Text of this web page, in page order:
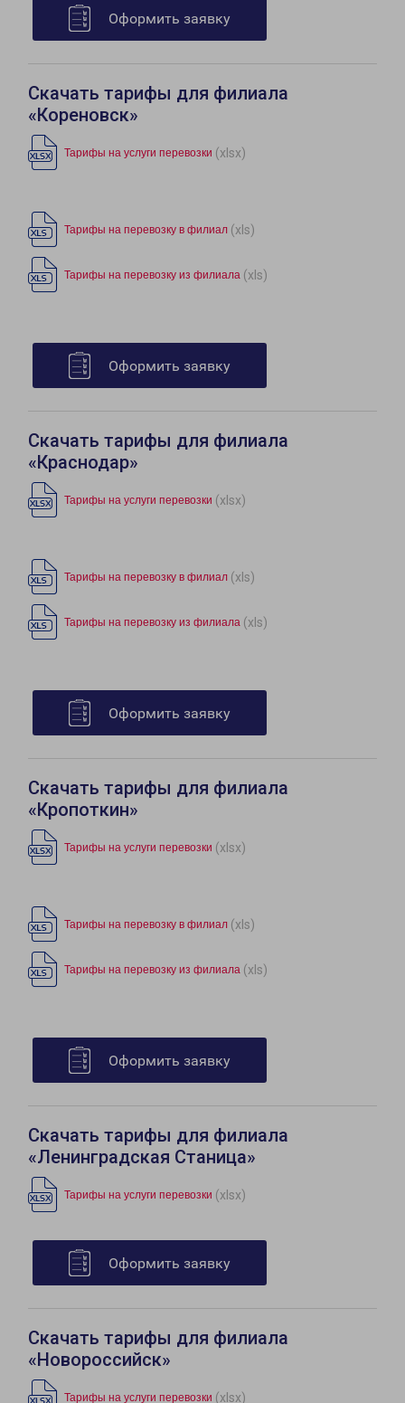
Оформить заявку
Скачать тарифы для филиала
«Кореновск»
Тарифы на услуги перевозки (xlsx)
Тарифы на перевозку в филиал (xls)
Тарифы на перевозку из филиала (xls)
Оформить заявку
Скачать тарифы для филиала
«Краснодар»
Тарифы на услуги перевозки (xlsx)
Тарифы на перевозку в филиал (xls)
Тарифы на перевозку из филиала (xls)
Оформить заявку
Скачать тарифы для филиала
«Кропоткин»
Тарифы на услуги перевозки (xlsx)
Тарифы на перевозку в филиал (xls)
Тарифы на перевозку из филиала (xls)
Оформить заявку
Скачать тарифы для филиала
«Ленинградская Станица»
Тарифы на услуги перевозки (xlsx)
Оформить заявку
Скачать тарифы для филиала
«Новороссийск»
Тарифы на услуги перевозки (xlsx)